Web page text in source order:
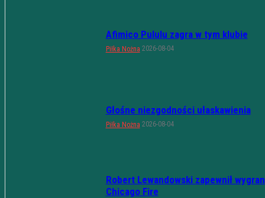
Afimico Pululu zagra w tym klubie
Piłka Nożna 2026-08-04
Głośne niezgodności ułaskawienia
Piłka Nożna 2026-08-04
Robert Lewandowski zapewnił
Chicago Fire